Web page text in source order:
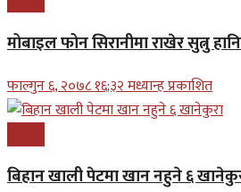
मोबाइल फोन सिरानीमा राखेर सुत्नु
फाल्गुन ६, २०७८ १६;३२ मध्यान्ह प्रकाशित
बिहान खाली पेटमा खान नहुने ६